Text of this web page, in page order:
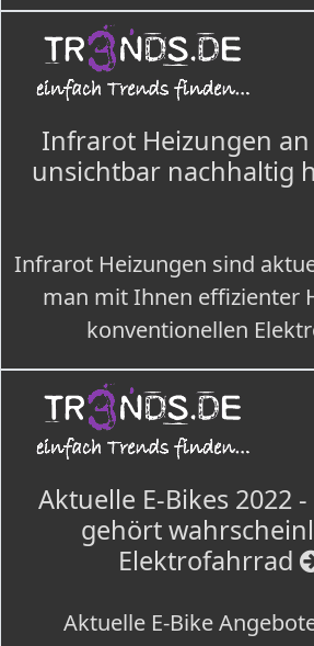
Infrarot Heizungen
unsichtbar nachhaltig
Infrarot Heizungen sind
man mit Ihnen effizienter
konventionellen
Aktuelle E-Bikes 2022
gehört
Elektrofahrrad
Aktuelle E-Bike